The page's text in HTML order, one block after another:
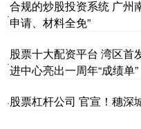
·
合规的炒股投资系统 广州
申请、材料全免”
·
股票十大配资平台 湾区首
进中心亮出一周年“成绩单”
·股票杠杆公司 官宣！穗深